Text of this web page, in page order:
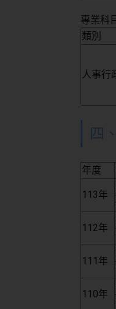
專業科
類別
人事行
四
年度
113年
112年
111年
110年